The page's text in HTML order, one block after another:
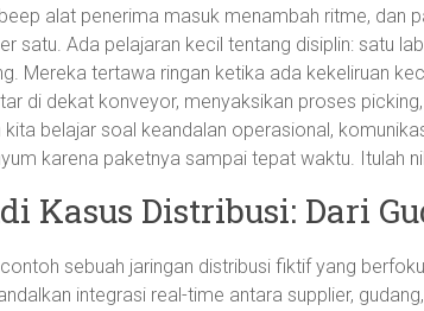
alat penerima masuk menambah ritme, dan
satu. Ada pelajaran kecil tentang disiplin: satu
Mereka tertawa ringan ketika ada kekeliruan
di dekat konveyor, menyaksikan proses
kita belajar soal keandalan operasional,
karena paketnya sampai tepat waktu. Itulah
Kasus Distribusi: Dari
sebuah jaringan distribusi fiktif yang
integrasi real-time antara supplier,